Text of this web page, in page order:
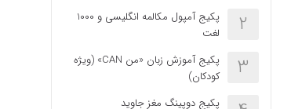
2
پکیج آمپول مکالمه انگلیسی و 1000
لغت
3
پکیج آموزش زبان «من CAN» (ویژه
کودکان)
پکیج دوپینگ مغز جاوید